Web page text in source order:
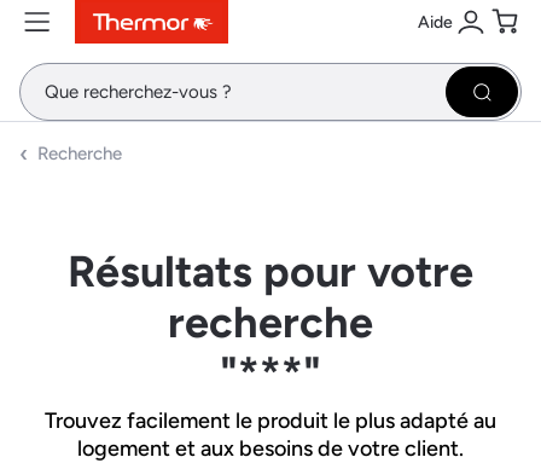
ContenuMenuRecherche Aide
Se
Recherche
Résultats pour votre
recherche
"***"
Trouvez facilement le produit le plus adapté au
logement et aux besoins de votre client.